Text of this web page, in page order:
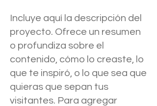
Incluye aquí la descripción del
proyecto. Ofrece un resumen
o profundiza sobre el
contenido, cómo lo creaste, lo
que te inspiró, o lo que sea que
quieras que sepan tus
visitantes. Para agregar